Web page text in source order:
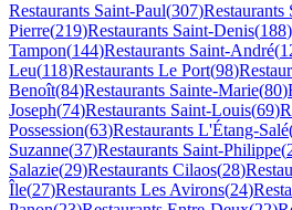
Restaurants Saint-Paul(307)Restaurants
Pierre(219)Restaurants Saint-Denis(188)
Tampon(144)Restaurants Saint-André(
Leu(118)Restaurants Le Port(98)
Benoît(84)Restaurants Sainte-Marie(80)
Joseph(74)Restaurants Saint-Louis(69)
Possession(63)Restaurants L'Étang-Salé
Suzanne(37)Restaurants Saint-Philippe(
Salazie(29)Restaurants Cilaos(28)
Île(27)Restaurants Les Avirons(24)